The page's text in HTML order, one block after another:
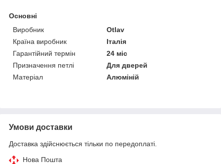
Основні
Виробник
Otlav
Країна виробник
Італія
Гарантійний термін
24 міс
Призначення петлі
Для дверей
Матеріал
Алюміній
Умови доставки
Доставка здійснюється тільки по передоплаті.
Нова Пошта